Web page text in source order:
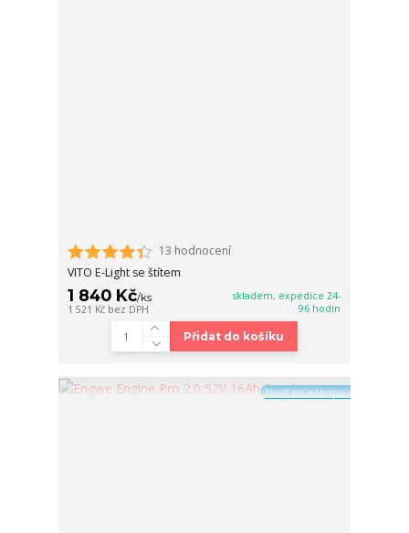
13 hodnocení
VITO E-Light se štítem
1 840 Kč/ks
1 521 Kč bez DPH
skladem, expedice 24-
96 hodin
Přidat do košíku
Nově na e-shopu